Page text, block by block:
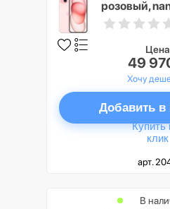
розовый,
Цена
49
Хочу
Добавить в
Купить
клик
арт.
В